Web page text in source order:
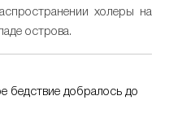
холеры на
острова.
бедствие добралось до